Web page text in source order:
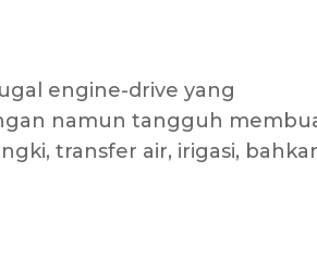
engine-drive yang
namun tangguh
transfer air, irigasi,